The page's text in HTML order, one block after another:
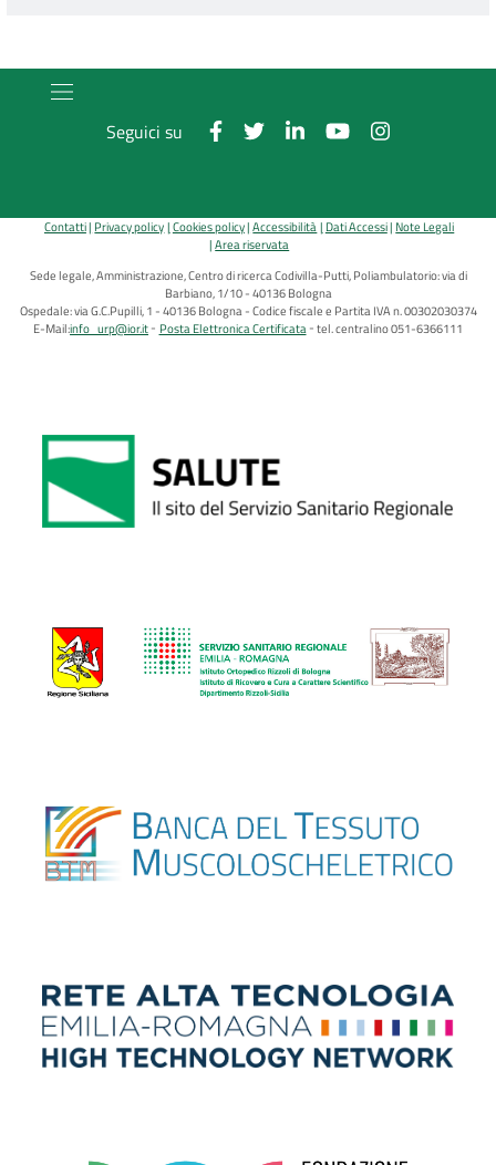
Seguici su
Contatti Privacy policy Cookies policy Accessibilità Dati Accessi Note Legali
Area riservata
Sede legale, Amministrazione, Centro di ricerca Codivilla-Putti, Poliambulatorio: via di
Barbiano, 1/10 - 40136 Bologna
Ospedale: via G.C.Pupilli, 1 - 40136 Bologna - Codice fiscale e Partita IVA n. 00302030374
E-Mail:info_urp@ior.it Posta Elettronica Certificata tel. centralino 051-6366111